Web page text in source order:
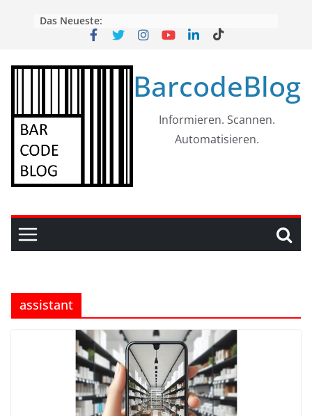
Das Neueste:
BarcodeBlog
Informieren. Scannen.
Automatisieren.
assistant